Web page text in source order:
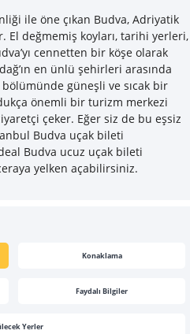
ile öne çıkan Budva, Adriyatik
El değmemiş koyları, tarihi yerleri,
cennetten bir köşe olarak
en ünlü şehirleri arasında
güneşli ve sıcak bir
önemli bir turizm merkezi
çeker. Eğer siz de bu eşsiz
Budva uçak bileti
Budva ucuz uçak bileti
yelken açabilirsiniz.
Konaklama
Faydalı Bilgiler
Yerler